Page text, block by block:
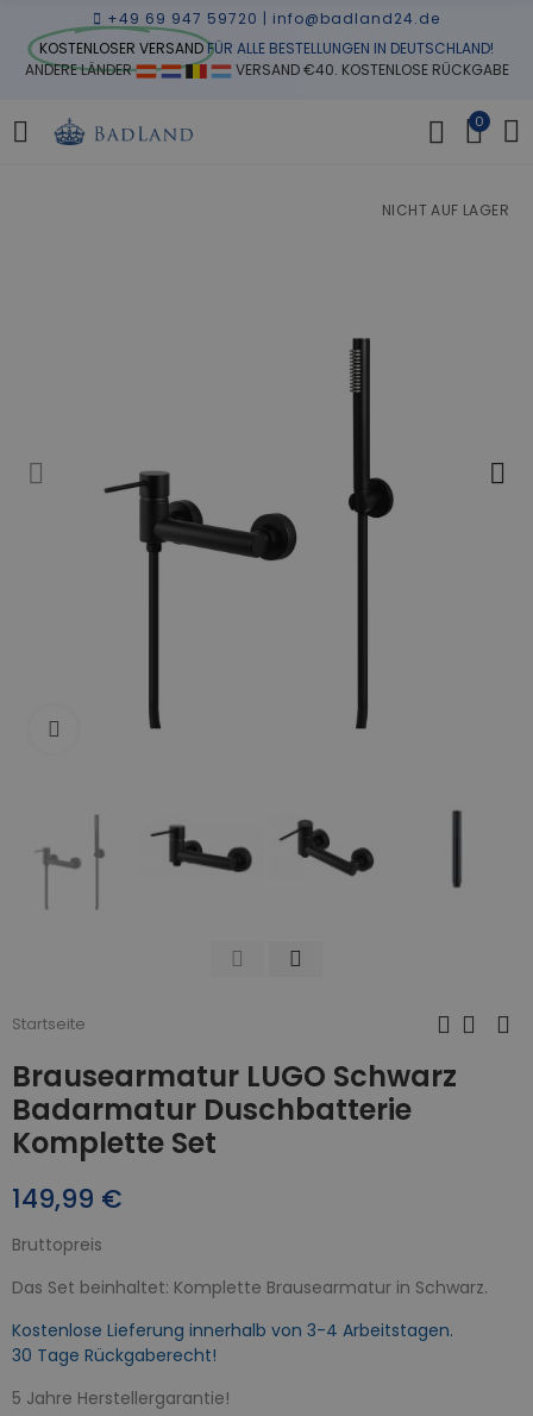
+49 69 947 59720 | info@badland24.de
KOSTENLOSER VERSANDFÜR ALLE BESTELLUNGEN IN DEUTSCHLAND!
ANDERE LÄNDER
VERSAND €40. KOSTENLOSE RÜCKGABE
0
NICHT AUF LAGER
Zum Vergrößern anklicken
Startseite
Brausearmatur LUGO Schwarz
Badarmatur Duschbatterie
Komplette Set
149,99 €
Bruttopreis
Das Set beinhaltet: Komplette Brausearmatur in Schwarz.
Kostenlose Lieferung innerhalb von 3-4 Arbeitstagen.
30 Tage Rückgaberecht!
5 Jahre Herstellergarantie!